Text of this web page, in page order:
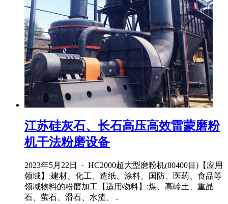
江苏硅灰石、长石高压高效雷蒙磨粉
机干法粉磨设备
2023年5月22日 · HC2000超大型磨粉机(80400目)【应用
领域】:建材、化工、造纸、涂料、国防、医药、食品等
领域物料的粉磨加工【适用物料】:煤、高岭土、重晶
石、萤石、滑石、水渣、 .